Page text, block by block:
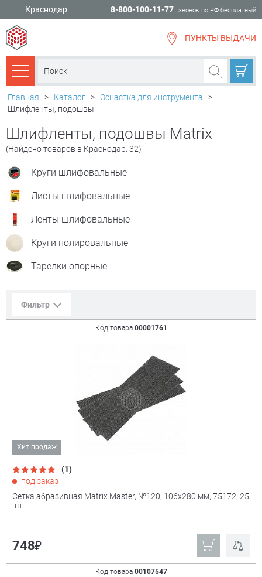
Краснодар 8-800-100-11-77 звонок по РФ бесплатный
ПУНКТЫ ВЫДАЧИ
Каталог товаров
Главная > Каталог > Оснастка для инструмента
>
Шлифленты, подошвы
Шлифленты, подошвы Matrix
(Найдено товаров в Краснодар: 32)
Круги шлифовальные
Листы шлифовальные
Ленты шлифовальные
Круги полировальные
Тарелки опорные
Фильтр
Показать только
Derzhi
Matrix
Код товара 00001761
Хит продаж
(1)
под заказ
Сетка абразивная Matrix Master, №120, 106x280 мм, 75172, 25
шт.
748₽
Код товара 00107547